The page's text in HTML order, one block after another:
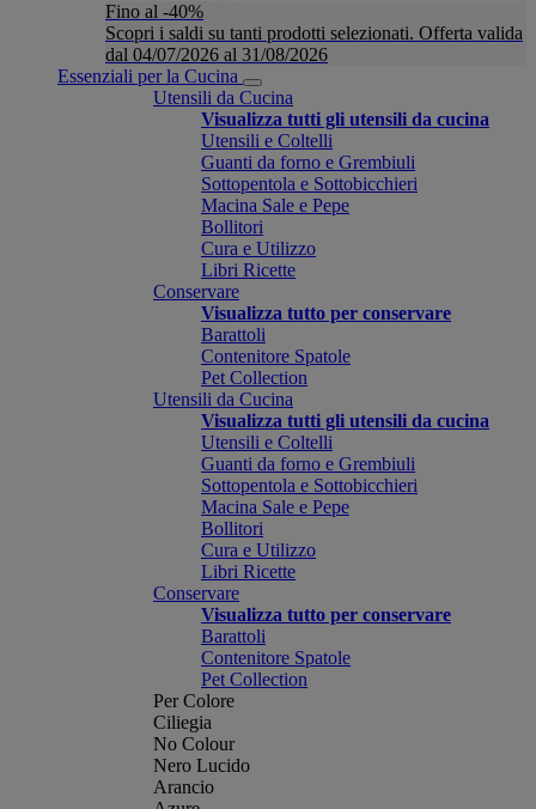
Fino al -40%
Scopri i saldi su tanti prodotti selezionati. Offerta valida
dal 04/07/2026 al 31/08/2026
Essenziali per la Cucina
Utensili da Cucina
Visualizza tutti gli utensili da cucina
Utensili e Coltelli
Guanti da forno e Grembiuli
Sottopentola e Sottobicchieri
Macina Sale e Pepe
Bollitori
Cura e Utilizzo
Libri Ricette
Conservare
Visualizza tutto per conservare
Barattoli
Contenitore Spatole
Pet Collection
Utensili da Cucina
Visualizza tutti gli utensili da cucina
Utensili e Coltelli
Guanti da forno e Grembiuli
Sottopentola e Sottobicchieri
Macina Sale e Pepe
Bollitori
Cura e Utilizzo
Libri Ricette
Conservare
Visualizza tutto per conservare
Barattoli
Contenitore Spatole
Pet Collection
Per Colore
Ciliegia
No Colour
Nero Lucido
Arancio